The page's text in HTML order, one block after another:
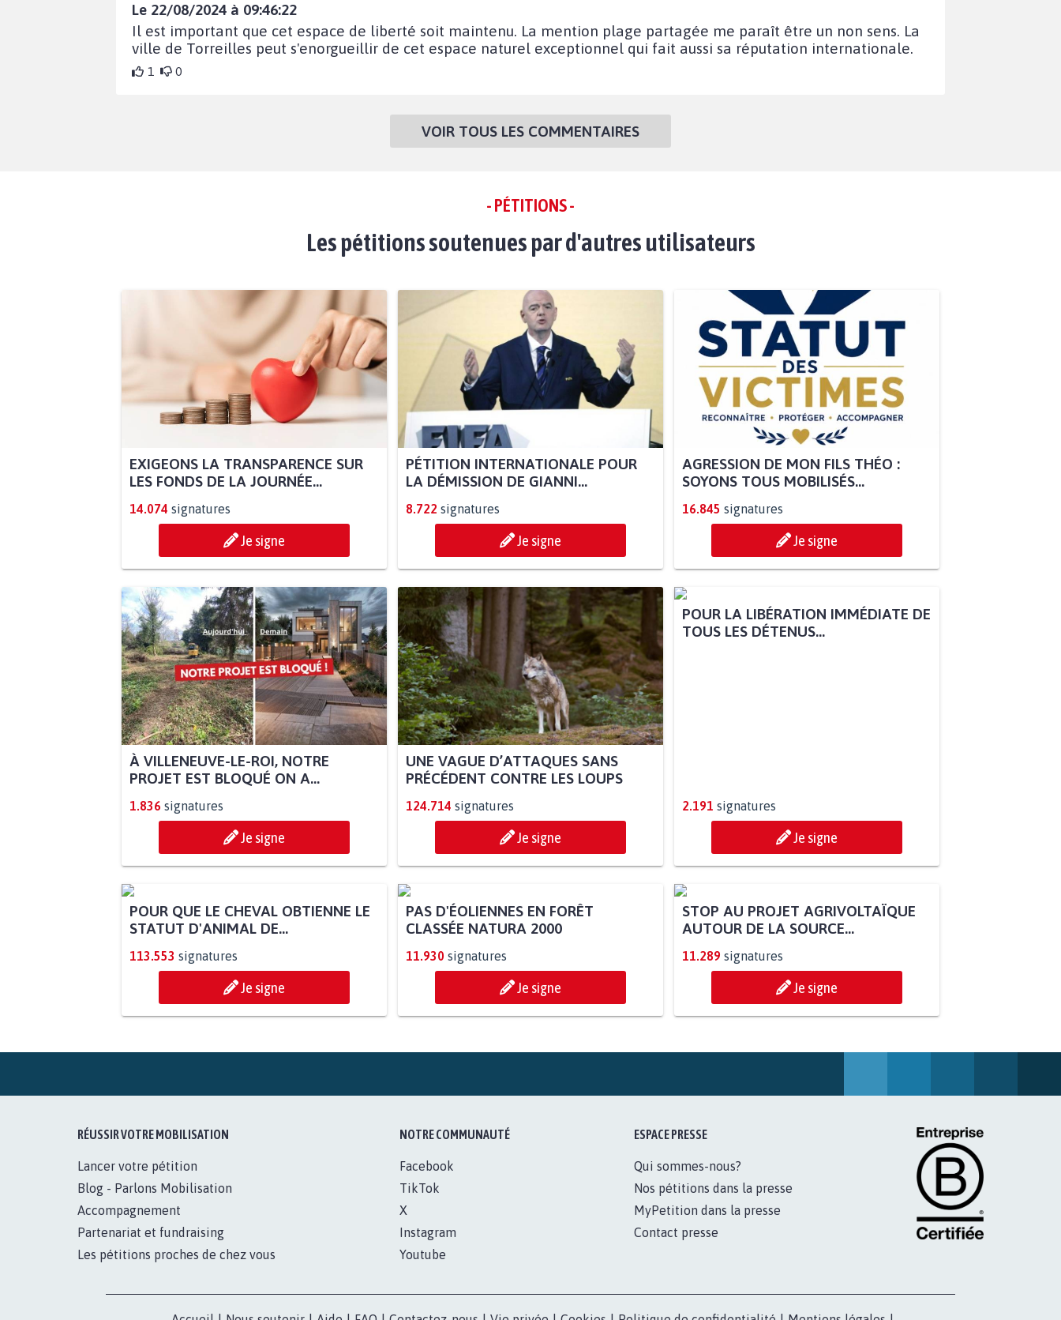
Le 22/08/2024 à 09:46:22
Il est important que cet espace de liberté soit maintenu. La mention plage partagée me paraît être un non sens. La
ville de Torreilles peut s'enorgueillir de cet espace naturel exceptionnel qui fait aussi sa réputation internationale.
1 0
VOIR TOUS LES COMMENTAIRES
- PÉTITIONS -
Les pétitions soutenues par d'autres utilisateurs
EXIGEONS LA TRANSPARENCE SUR
LES FONDS DE LA JOURNÉE...
14.074 signatures
Je signe
PÉTITION INTERNATIONALE POUR
LA DÉMISSION DE GIANNI...
8.722 signatures
Je signe
AGRESSION DE MON FILS THÉO :
SOYONS TOUS MOBILISÉS...
16.845 signatures
Je signe
À VILLENEUVE-LE-ROI, NOTRE
PROJET EST BLOQUÉ ON A...
1.836 signatures
Je signe
UNE VAGUE D’ATTAQUES SANS
PRÉCÉDENT CONTRE LES LOUPS
124.714 signatures
Je signe
POUR LA LIBÉRATION IMMÉDIATE DE
TOUS LES DÉTENUS...
2.191 signatures
Je signe
POUR QUE LE CHEVAL OBTIENNE LE
STATUT D'ANIMAL DE...
113.553 signatures
Je signe
PAS D'ÉOLIENNES EN FORÊT
CLASSÉE NATURA 2000
11.930 signatures
Je signe
STOP AU PROJET AGRIVOLTAÏQUE
AUTOUR DE LA SOURCE...
11.289 signatures
Je signe
RÉUSSIR VOTRE MOBILISATION
Lancer votre pétition
Blog - Parlons Mobilisation
Accompagnement
Partenariat et fundraising
Les pétitions proches de chez vous
NOTRE COMMUNAUTÉ
Facebook
TikTok
X
Instagram
Youtube
ESPACE PRESSE
Qui sommes-nous?
Nos pétitions dans la presse
MyPetition dans la presse
Contact presse